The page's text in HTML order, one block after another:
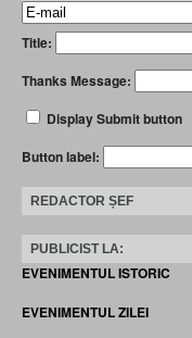
Title:
Thanks Message:
Display Submit button
Button label:
REDACTOR ȘEF
PUBLICIST LA:
EVENIMENTUL ISTORIC
EVENIMENTUL ZILEI